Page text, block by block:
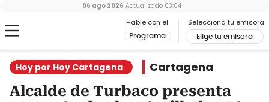
Hable con el
Programa
Selecciona tu emisora
Elige tu emisora
06 ago 2026 Actualizado 03:04
Hoy por Hoy Cartagena Cartagena
Alcalde de Turbaco presenta